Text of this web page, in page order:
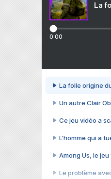
La
0:00
La folle origine
Un autre Clair
Ce jeu vidéo a
L’homme qui a
Among Us, le
Le problème